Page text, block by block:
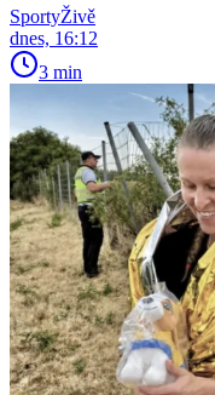
SportyŽivě
dnes, 16:12
3 min